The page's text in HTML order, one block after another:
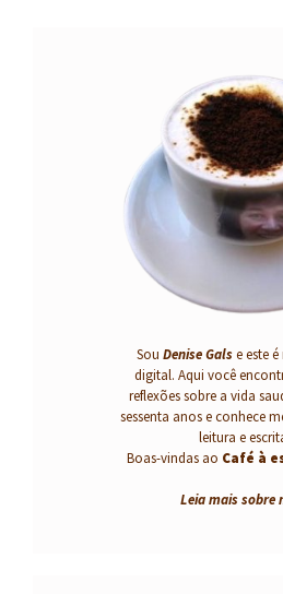
Sou Denise Galse este
digital. Aqui você
reflexões sobre a vida
sessenta anos e conhece
leitura e
Boas-vindas ao Café à
Leia mais sobre